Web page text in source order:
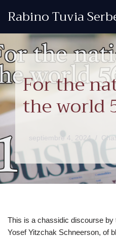
contenido
Rabino Tuvia
For the
the world
septiembre 4, 2024
This is a chassidic discourse by
Yosef Yitzchak Schneerson, of